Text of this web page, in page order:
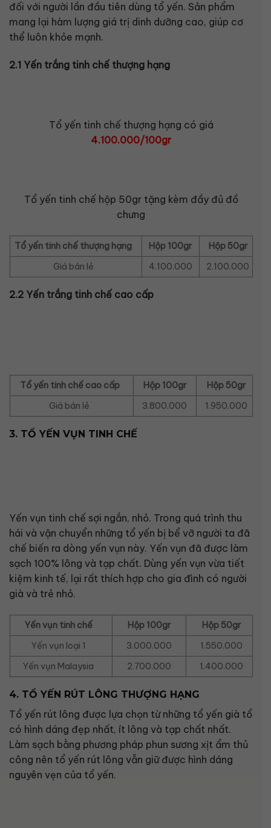
đối với người lần đầu tiên dùng tổ yến. Sản phẩm
mang lại hàm lượng giá trị dinh dưỡng cao, giúp cơ
thể luôn khỏe mạnh.
2.1 Yến trắng tinh chế thượng hạng
Tổ yến tinh chế thượng hạng có giá
4.100.000/100gr
Tổ yến tinh chế hộp 50gr tặng kèm đầy đủ đồ
chưng
Tổ yến tinh chế thượng hạng Hộp 100gr
Hộp 50gr
Giá bán lẻ
4.100.000 2.100.000
2.2 Yến trắng tinh chế cao cấp
Tổ yến tinh chế cao cấp Hộp 100gr
Hộp 50gr
Giá bán lẻ
3.800.000 1.950.000
3. TỔ YẾN VỤN TINH CHẾ
Yến vụn tinh chế sợi ngắn, nhỏ. Trong quá trình thu
hái và vận chuyển những tổ yến bị bể vỡ người ta đã
chế biến ra dòng yến vụn này. Yến vụn đã được làm
sạch 100% lông và tạp chất. Dùng yến vụn vừa tiết
kiệm kinh tế, lại rất thích hợp cho gia đình có người
già và trẻ nhỏ.
Yến vụn tinh chế Hộp 100gr
Hộp 50gr
Yến vụn loại 1
3.000.000
1.550.000
Yến vụn Malaysia
2.700.000 1.400.000
4. TỔ YẾN RÚT LÔNG THƯỢNG HẠNG
Tổ yến rút lông được lựa chọn từ những tổ yến già tổ
có hình dáng đẹp nhất, ít lông và tạp chất nhất.
Làm sạch bằng phương pháp phun sương xịt ẩm thủ
công nên tổ yến rút lông vẫn giữ được hình dáng
nguyên vẹn của tổ yến.